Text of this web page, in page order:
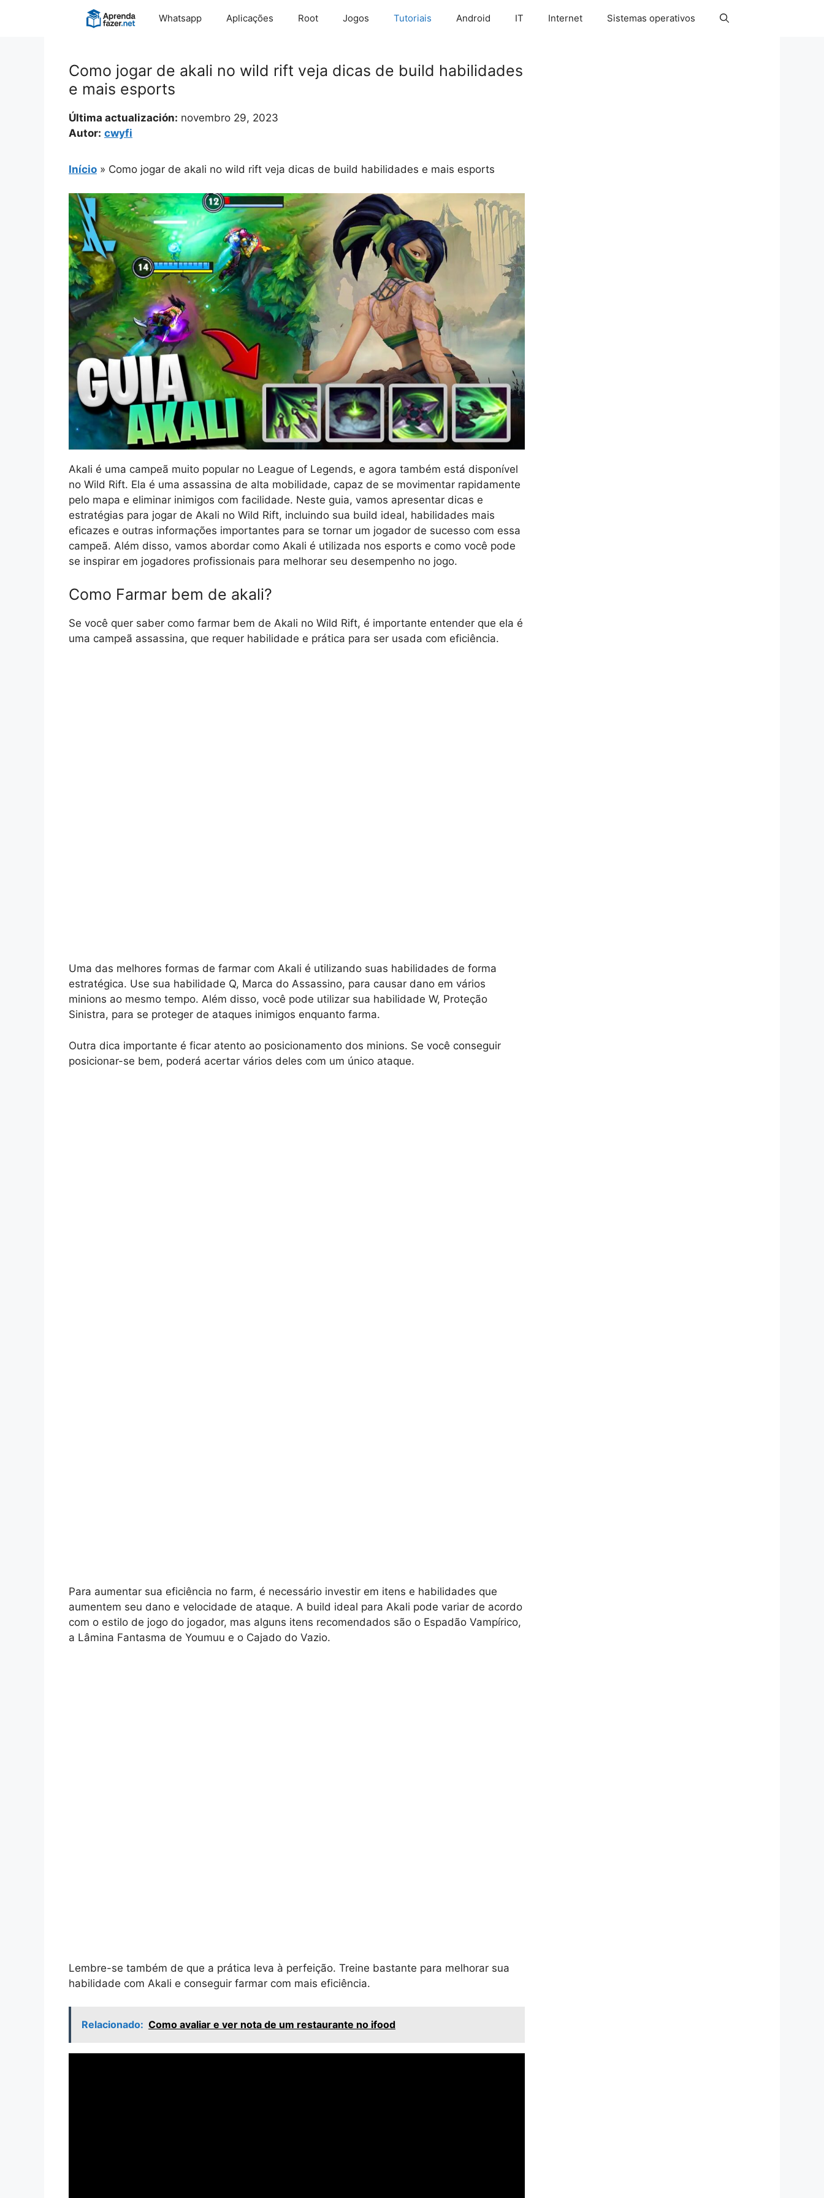
Whatsapp Aplicações Root Jogos Tutoriais Android IT Internet Sistemas operativos
Como jogar de akali no wild rift veja dicas de build habilidades
e mais esports
Última actualización: novembro 29, 2023
Autor: cwyfi
Início » Como jogar de akali no wild rift veja dicas de build habilidades e mais esports
Akali é uma campeã muito popular no League of Legends, e agora também está disponível
no Wild Rift. Ela é uma assassina de alta mobilidade, capaz de se movimentar rapidamente
pelo mapa e eliminar inimigos com facilidade. Neste guia, vamos apresentar dicas e
estratégias para jogar de Akali no Wild Rift, incluindo sua build ideal, habilidades mais
eficazes e outras informações importantes para se tornar um jogador de sucesso com essa
campeã. Além disso, vamos abordar como Akali é utilizada nos esports e como você pode
se inspirar em jogadores profissionais para melhorar seu desempenho no jogo.
Como Farmar bem de akali?
Se você quer saber como farmar bem de Akali no Wild Rift, é importante entender que ela é
uma campeã assassina, que requer habilidade e prática para ser usada com eficiência.
Uma das melhores formas de farmar com Akali é utilizando suas habilidades de forma
estratégica. Use sua habilidade Q, Marca do Assassino, para causar dano em vários
minions ao mesmo tempo. Além disso, você pode utilizar sua habilidade W, Proteção
Sinistra, para se proteger de ataques inimigos enquanto farma.
Outra dica importante é ficar atento ao posicionamento dos minions. Se você conseguir
posicionar-se bem, poderá acertar vários deles com um único ataque.
Para aumentar sua eficiência no farm, é necessário investir em itens e habilidades que
aumentem seu dano e velocidade de ataque. A build ideal para Akali pode variar de acordo
com o estilo de jogo do jogador, mas alguns itens recomendados são o Espadão Vampírico,
a Lâmina Fantasma de Youmuu e o Cajado do Vazio.
Lembre-se também de que a prática leva à perfeição. Treine bastante para melhorar sua
habilidade com Akali e conseguir farmar com mais eficiência.
Relacionado: Como avaliar e ver nota de um restaurante no ifood